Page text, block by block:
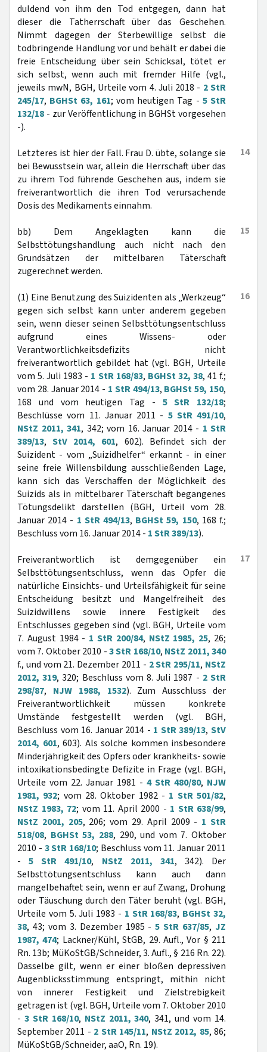
duldend von ihm den Tod entgegen, dann hat
dieser die Tatherrschaft über das Geschehen.
Nimmt dagegen der Sterbewillige selbst die
todbringende Handlung vor und behält er dabei die
freie Entscheidung über sein Schicksal, tötet er
sich selbst, wenn auch mit fremder Hilfe (vgl.,
jeweils mwN, BGH, Urteile vom 4. Juli 2018 - 2 StR
245/17, BGHSt 63, 161; vom heutigen Tag - 5 StR
132/18 - zur Veröffentlichung in BGHSt vorgesehen
-).
14
Letzteres ist hier der Fall. Frau D. übte, solange sie
bei Bewusstsein war, allein die Herrschaft über das
zu ihrem Tod führende Geschehen aus, indem sie
freiverantwortlich die ihren Tod verursachende
Dosis des Medikaments einnahm.
15
bb) Dem Angeklagten kann die
Selbsttötungshandlung auch nicht nach den
Grundsätzen der mittelbaren Täterschaft
zugerechnet werden.
16
(1) Eine Benutzung des Suizidenten als „Werkzeug“
gegen sich selbst kann unter anderem gegeben
sein, wenn dieser seinen Selbsttötungsentschluss
aufgrund eines Wissens- oder
Verantwortlichkeitsdefizits nicht
freiverantwortlich gebildet hat (vgl. BGH, Urteile
vom 5. Juli 1983 - 1 StR 168/83, BGHSt 32, 38, 41 f.;
vom 28. Januar 2014 - 1 StR 494/13, BGHSt 59, 150,
168 und vom heutigen Tag - 5 StR 132/18;
Beschlüsse vom 11. Januar 2011 - 5 StR 491/10,
NStZ 2011, 341, 342; vom 16. Januar 2014 - 1 StR
389/13,StV 2014, 601, 602). Befindet sich der
Suizident - vom „Suizidhelfer“ erkannt - in einer
seine freie Willensbildung ausschließenden Lage,
kann sich das Verschaffen der Möglichkeit des
Suizids als in mittelbarer Täterschaft begangenes
Tötungsdelikt darstellen (BGH, Urteil vom 28.
Januar 2014 - 1 StR 494/13, BGHSt 59, 150, 168 f.;
Beschluss vom 16. Januar 2014 - 1 StR 389/13).
17
Freiverantwortlich ist demgegenüber ein
Selbsttötungsentschluss, wenn das Opfer die
natürliche Einsichts- und Urteilsfähigkeit für seine
Entscheidung besitzt und Mangelfreiheit des
Suizidwillens sowie innere Festigkeit des
Entschlusses gegeben sind (vgl. BGH, Urteile vom
7. August 1984 - 1 StR 200/84, NStZ 1985, 25, 26;
vom 7. Oktober 2010 -3 StR 168/10, NStZ 2011, 340
f., und vom 21. Dezember 2011 - 2 StR 295/11, NStZ
2012, 319, 320; Beschluss vom 8. Juli 1987 - 2 StR
298/87, NJW 1988, 1532). Zum Ausschluss der
Freiverantwortlichkeit müssen konkrete
Umstände festgestellt werden (vgl. BGH,
Beschluss vom 16. Januar 2014 - 1 StR 389/13,StV
2014, 601, 603). Als solche kommen insbesondere
Minderjährigkeit des Opfers oder krankheits- sowie
intoxikationsbedingte Defizite in Frage (vgl. BGH,
Urteile vom 22. Januar 1981 - 4 StR 480/80, NJW
1981, 932; vom 28. Oktober 1982 - 1 StR 501/82,
NStZ 1983, 72; vom 11. April 2000 - 1 StR 638/99,
NStZ 2001, 205, 206; vom 29. April 2009 - 1 StR
518/08, BGHSt 53, 288, 290, und vom 7. Oktober
2010 - 3 StR 168/10; Beschluss vom 11. Januar 2011
-5 StR 491/10, NStZ 2011, 341, 342). Der
Selbsttötungsentschluss kann auch dann
mangelbehaftet sein, wenn er auf Zwang, Drohung
oder Täuschung durch den Täter beruht (vgl. BGH,
Urteile vom 5. Juli 1983 - 1 StR 168/83, BGHSt 32,
38, 43; vom 3. Dezember 1985 -5 StR 637/85, JZ
1987, 474; Lackner/Kühl, StGB, 29. Aufl., Vor § 211
Rn. 13b; MüKoStGB/Schneider, 3. Aufl., § 216 Rn. 22).
Dasselbe gilt, wenn er einer bloßen depressiven
Augenblicksstimmung entspringt, mithin nicht
von innerer Festigkeit und Zielstrebigkeit
getragen ist (vgl. BGH, Urteile vom 7. Oktober 2010
- 3 StR 168/10, NStZ 2011, 340, 341, und vom 14.
September 2011 - 2 StR 145/11, NStZ 2012, 85, 86;
MüKoStGB/Schneider, aaO, Rn. 19).